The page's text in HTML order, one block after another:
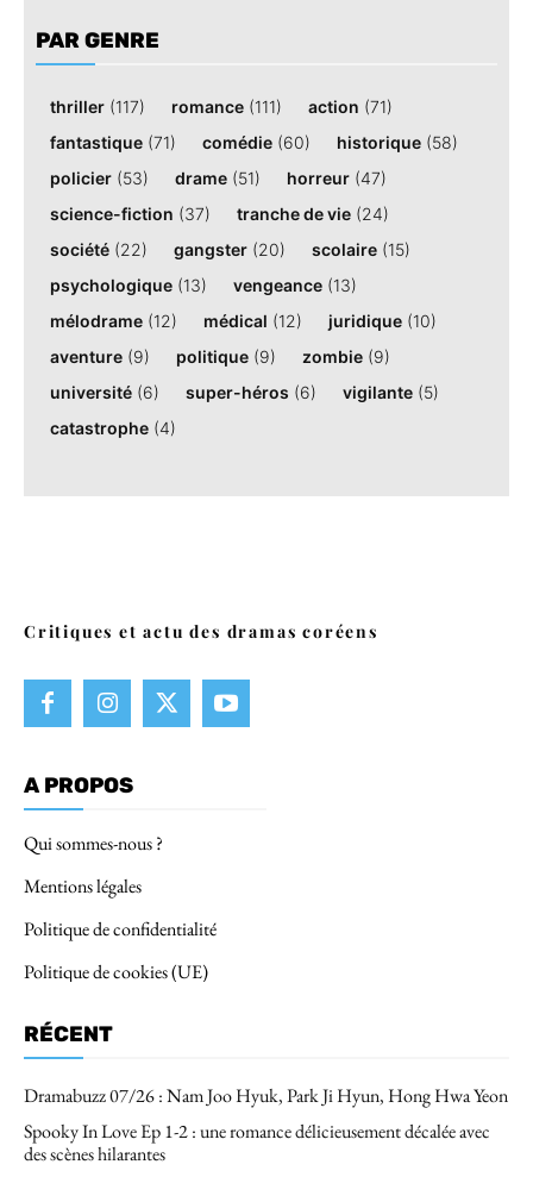
PAR GENRE
thriller (117) romance (111) action (71)
fantastique (71) comédie (60) historique (58)
policier (53) drame (51) horreur (47)
science-fiction (37) tranche de vie (24)
société (22) gangster (20) scolaire (15)
psychologique (13) vengeance (13)
mélodrame (12) médical (12) juridique (10)
aventure (9) politique (9) zombie (9)
université (6) super-héros (6) vigilante (5)
catastrophe (4)
Critiques et actu des dramas coréens
A PROPOS
Qui sommes-nous ?
Mentions légales
Politique de confidentialité
Politique de cookies (UE)
RÉCENT
Dramabuzz 07/26 : Nam Joo Hyuk, Park Ji Hyun, Hong Hwa Yeon
Spooky In Love Ep 1-2 : une romance délicieusement décalée avec
des scènes hilarantes